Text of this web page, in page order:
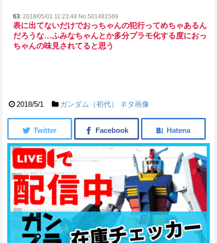
63: 2018/05/01 11:23:48 No.501481569
表に出てないだけでおっちゃんの犯行ってめちゃあるん
だろうな…ふみなちゃんとか多分プラモ化する度におっ
ちゃんの味見されてると思う
2018/5/1 ガンダム（初代） ネタ画像